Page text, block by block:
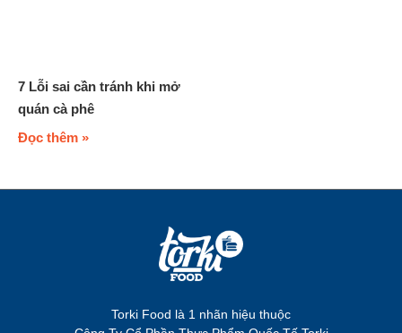
7 Lỗi sai cần tránh khi mở
quán cà phê
Đọc thêm »
Torki Food là 1 nhãn hiệu thuộc